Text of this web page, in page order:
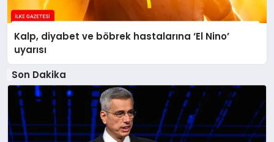
Kalp, diyabet ve böbrek hastalarına ‘El Nino’
uyarısı
Son Dakika